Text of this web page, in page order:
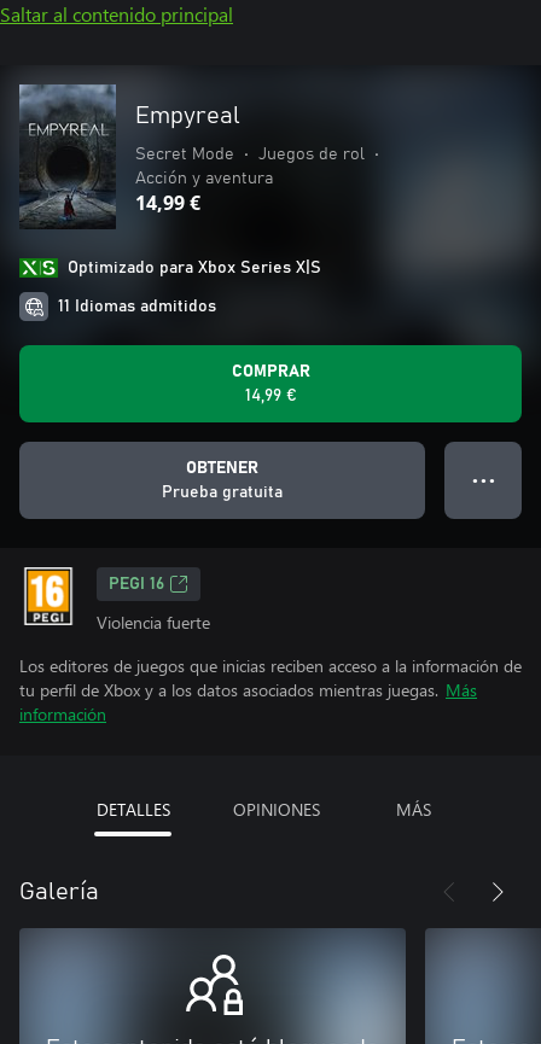
Saltar al contenido principal
Empyreal
Secret Mode • Juegos de rol
•
Acción y aventura
14,99 €
Optimizado para Xbox Series X|S
11 Idiomas admitidos
COMPRAR
14,99 €
OBTENER
Prueba gratuita
● ● ●
PEGI 16
Violencia fuerte
Los editores de juegos que inicias reciben acceso a la información de
tu perfil de Xbox y a los datos asociados mientras juegas. Más
información
DETALLES OPINIONES MÁS
Galería